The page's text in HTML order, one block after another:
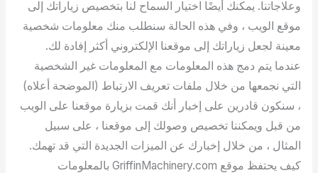
وعلاجاتنا. يمكنك أيضًا اختيار السماح لنا بتخصيص زياراتك إلى
موقع الويب ، وفي هذه الحالة سنطلب منك معلومات شخصية
معينة لجعل زياراتك إلى موقعنا الإلكتروني أكثر إفادة لك.
عندما يتم دمج هذه المعلومات مع المعلومات غير الشخصية
التي نجمعها من خلال ملفات تعريف الارتباط (الموضحة أعلاه)
، سنكون قادرين على إخبار أنك قمت بزيارة موقعنا على الويب
من قبل ويمكننا تخصيص وصولك إلى موقعنا ، على سبيل
المثال ، من خلال إخبارك عن الميزات الجديدة التي قد تهمك.
كيف يحتفظ موقع GriffinMachinery.com بالمعلومات